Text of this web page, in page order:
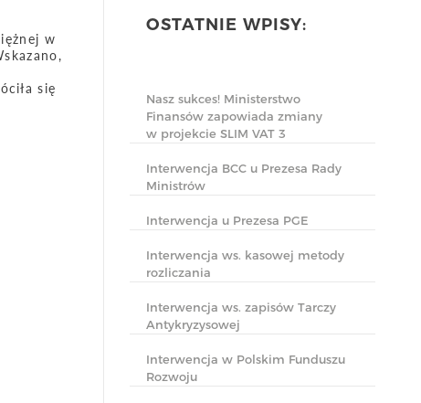
OSTATNIE WPISY:
Nasz sukces! Ministerstwo
Finansów zapowiada zmiany
w projekcie SLIM VAT 3
Interwencja BCC u Prezesa Rady
Ministrów
Interwencja u Prezesa PGE
Interwencja ws. kasowej metody
rozliczania
Interwencja ws. zapisów Tarczy
Antykryzysowej
Interwencja w Polskim Funduszu
Rozwoju
w
się